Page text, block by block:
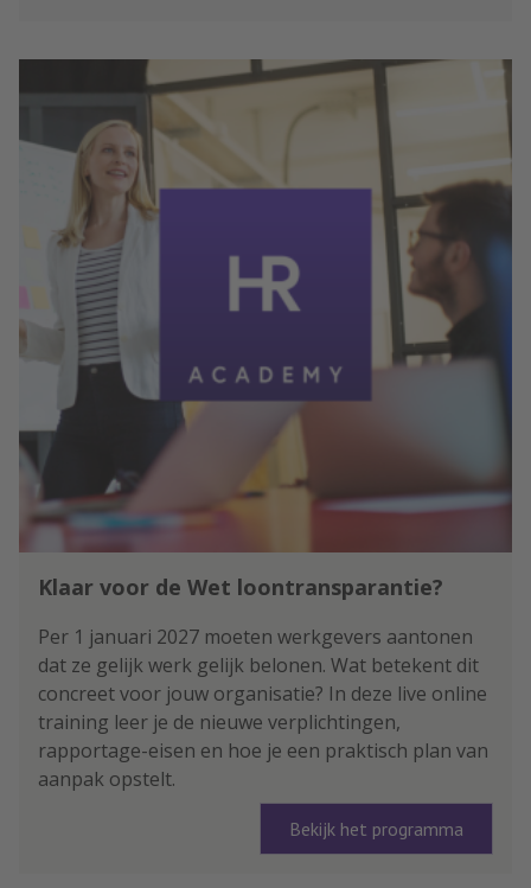
Klaar voor de Wet loontransparantie?
Per 1 januari 2027 moeten werkgevers aantonen
dat ze gelijk werk gelijk belonen. Wat betekent dit
concreet voor jouw organisatie? In deze live online
training leer je de nieuwe verplichtingen,
rapportage-eisen en hoe je een praktisch plan van
aanpak opstelt.
Bekijk het programma